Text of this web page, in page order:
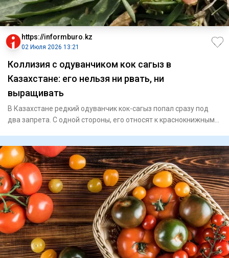
https://informburo.kz
02 Июля 2026 13:21
Коллизия с одуванчиком кок сагыз в
Казахстане: его нельзя ни рвать, ни
выращивать
В Казахстане редкий одуванчик кок-сагыз попал сразу под
два запрета. С одной стороны, его относят к краснокнижным